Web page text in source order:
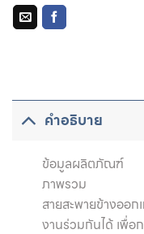
รายละเอียดการผ่อน
คำอธิบาย
ข้อมูลผลิตภัณฑ์
ภาพรวม
สายสะพายข้างออ
งานร่วมกันได้ เพื่อ